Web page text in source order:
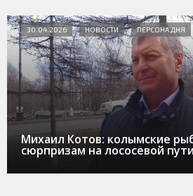
Михаил Котов: колымские
сюрпризам на лососевой
30.04.2026 НОВОСТИ ПЕРСОНА ДНЯ